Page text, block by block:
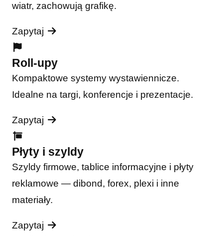
wiatr, zachowują grafikę.
Zapytaj
Roll-upy
Kompaktowe systemy wystawiennicze.
Idealne na targi, konferencje i prezentacje.
Zapytaj
Płyty i szyldy
Szyldy firmowe, tablice informacyjne i płyty
reklamowe — dibond, forex, plexi i inne
materiały.
Zapytaj